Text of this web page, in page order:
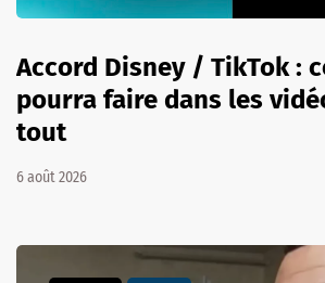
Accord Disney / TikTok :
pourra faire dans les
tout
6 août 2026